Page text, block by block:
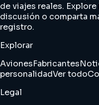
de viajes reales.
discusión o comparta
registro.
Explorar
AvionesFabricantes
personalidadVer todo
Legal